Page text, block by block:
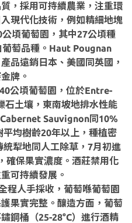
，採用可持續農業，注重環
現代化技術，例如精細地塊
頃葡萄園，其中27公頃種
萄品種。Haut Pougnan
品遠銷日本、美國同英國，
牌。
公頃葡萄園，位於Entre-
石土壤，東南坡地排水性能
Sauvignon同10%
均樹齡20年以上，種植密
犁地同人工除草，7月初進
確保果實濃度。酒莊禁用化
可持續發展。
程人手採收，葡萄喺葡萄園
果實完整。釀造方面，葡萄
鋼桶（25-28°C）進行酒精